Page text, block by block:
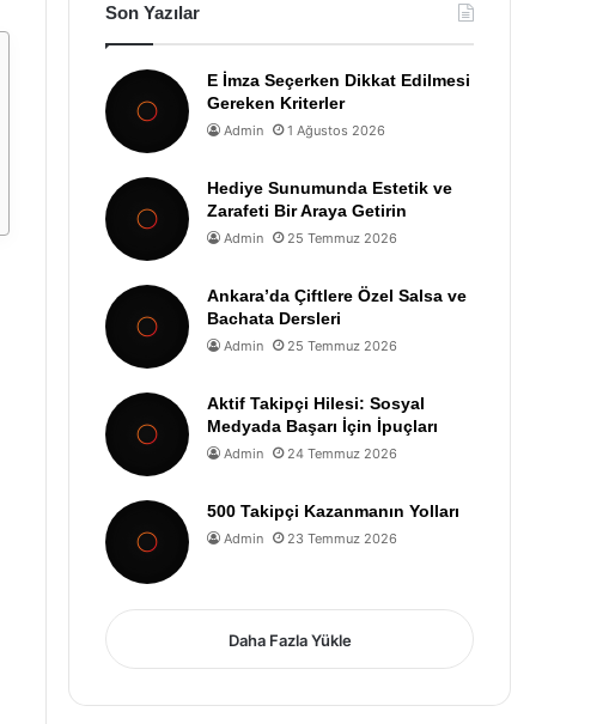
Son Yazılar
E İmza Seçerken Dikkat Edilmesi
Gereken Kriterler
Admin 1 Ağustos 2026
Hediye Sunumunda Estetik ve
Zarafeti Bir Araya Getirin
Admin 25 Temmuz 2026
Ankara’da Çiftlere Özel Salsa ve
Bachata Dersleri
Admin 25 Temmuz 2026
Aktif Takipçi Hilesi: Sosyal
Medyada Başarı İçin İpuçları
Admin 24 Temmuz 2026
500 Takipçi Kazanmanın Yolları
Admin 23 Temmuz 2026
Daha Fazla Yükle